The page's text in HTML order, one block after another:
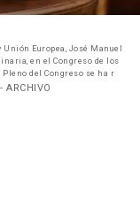
Europea, José Manuel
en el Congreso de los
Pleno del Congreso se ha r
ARCHIVO